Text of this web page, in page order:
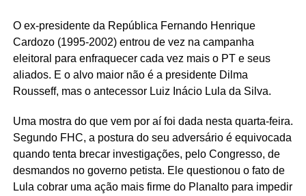
O ex-presidente da República Fernando Henrique
Cardozo (1995-2002) entrou de vez na campanha
eleitoral para enfraquecer cada vez mais o PT e seus
aliados. E o alvo maior não é a presidente Dilma
Rousseff, mas o antecessor Luiz Inácio Lula da Silva.
Uma mostra do que vem por aí foi dada nesta quarta-feira.
Segundo FHC, a postura do seu adversário é equivocada
quando tenta brecar investigações, pelo Congresso, de
desmandos no governo petista. Ele questionou o fato de
Lula cobrar uma ação mais firme do Planalto para impedir